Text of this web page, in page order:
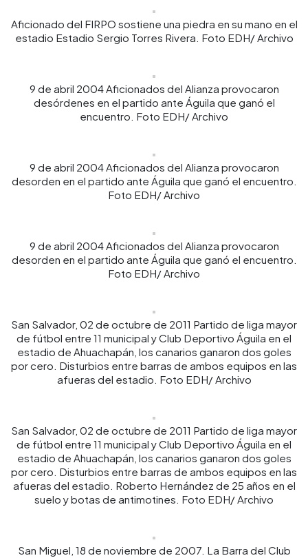
Aficionado del FIRPO sostiene una piedra en su mano en el
estadio Estadio Sergio Torres Rivera. Foto EDH/ Archivo
9 de abril 2004 Aficionados del Alianza provocaron
desórdenes en el partido ante Águila que ganó el
encuentro. Foto EDH/ Archivo
9 de abril 2004 Aficionados del Alianza provocaron
desorden en el partido ante Águila que ganó el encuentro.
Foto EDH/ Archivo
9 de abril 2004 Aficionados del Alianza provocaron
desorden en el partido ante Águila que ganó el encuentro.
Foto EDH/ Archivo
San Salvador, 02 de octubre de 2011 Partido de liga mayor
de fútbol entre 11 municipal y Club Deportivo Águila en el
estadio de Ahuachapán, los canarios ganaron dos goles
por cero. Disturbios entre barras de ambos equipos en las
afueras del estadio. Foto EDH/ Archivo
San Salvador, 02 de octubre de 2011 Partido de liga mayor
de fútbol entre 11 municipal y Club Deportivo Águila en el
estadio de Ahuachapán, los canarios ganaron dos goles
por cero. Disturbios entre barras de ambos equipos en las
afueras del estadio. Roberto Hernández de 25 años en el
suelo y botas de antimotines. Foto EDH/ Archivo
San Miguel, 18 de noviembre de 2007. La Barra del Club